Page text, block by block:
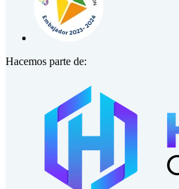
Hacemos parte de: